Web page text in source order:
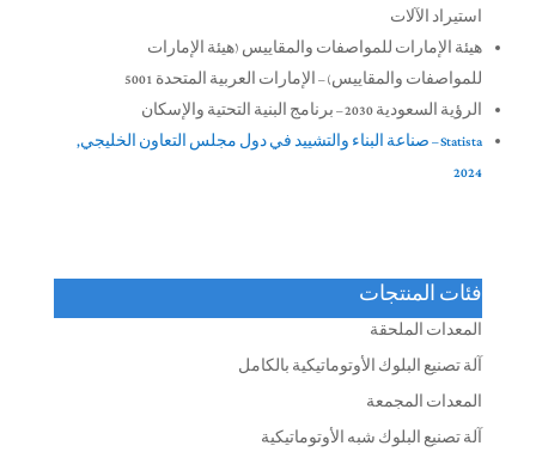
استيراد الآلات
هيئة الإمارات للمواصفات والمقاييس (هيئة الإمارات
للمواصفات والمقاييس) – الإمارات العربية المتحدة 5001
الرؤية السعودية 2030 – برنامج البنية التحتية والإسكان
Statista – صناعة البناء والتشييد في دول مجلس التعاون الخليجي,
2024
فئات المنتجات
المعدات الملحقة
آلة تصنيع البلوك الأوتوماتيكية بالكامل
المعدات المجمعة
آلة تصنيع البلوك شبه الأوتوماتيكية